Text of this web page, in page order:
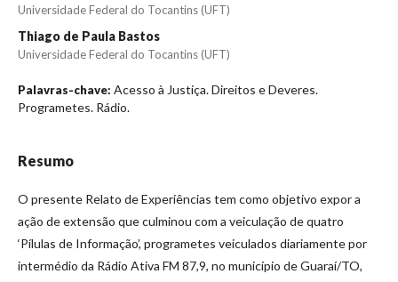
Universidade Federal do Tocantins (UFT)
Thiago de Paula Bastos
Universidade Federal do Tocantins (UFT)
Palavras-chave: Acesso à Justiça. Direitos e Deveres.
Programetes. Rádio.
Resumo
O presente Relato de Experiências tem como objetivo expor a
ação de extensão que culminou com a veiculação de quatro
‘Pílulas de Informação’, programetes veiculados diariamente por
intermédio da Rádio Ativa FM 87,9, no município de Guaraí/TO,